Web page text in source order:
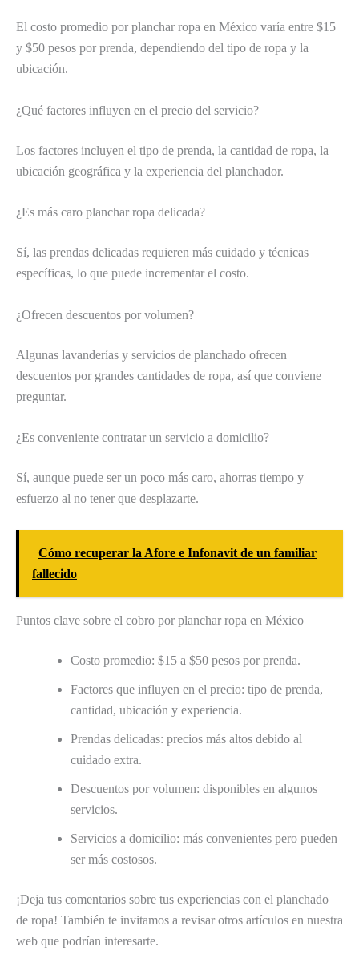
El costo promedio por planchar ropa en México varía entre $15
y $50 pesos por prenda, dependiendo del tipo de ropa y la
ubicación.
¿Qué factores influyen en el precio del servicio?
Los factores incluyen el tipo de prenda, la cantidad de ropa, la
ubicación geográfica y la experiencia del planchador.
¿Es más caro planchar ropa delicada?
Sí, las prendas delicadas requieren más cuidado y técnicas
específicas, lo que puede incrementar el costo.
¿Ofrecen descuentos por volumen?
Algunas lavanderías y servicios de planchado ofrecen
descuentos por grandes cantidades de ropa, así que conviene
preguntar.
¿Es conveniente contratar un servicio a domicilio?
Sí, aunque puede ser un poco más caro, ahorras tiempo y
esfuerzo al no tener que desplazarte.
Cómo recuperar la Afore e Infonavit de un familiar
fallecido
Puntos clave sobre el cobro por planchar ropa en México
Costo promedio: $15 a $50 pesos por prenda.
Factores que influyen en el precio: tipo de prenda,
cantidad, ubicación y experiencia.
Prendas delicadas: precios más altos debido al
cuidado extra.
Descuentos por volumen: disponibles en algunos
servicios.
Servicios a domicilio: más convenientes pero pueden
ser más costosos.
¡Deja tus comentarios sobre tus experiencias con el planchado
de ropa! También te invitamos a revisar otros artículos en nuestra
web que podrían interesarte.